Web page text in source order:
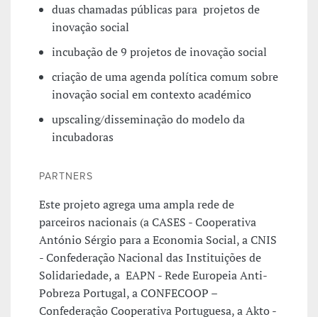
duas chamadas públicas para projetos de
inovação social
incubação de 9 projetos de inovação social
criação de uma agenda política comum sobre
inovação social em contexto académico
upscaling/disseminação do modelo da
incubadoras
PARTNERS
Este projeto agrega uma ampla rede de
parceiros nacionais (a CASES - Cooperativa
António Sérgio para a Economia Social, a CNIS
- Confederação Nacional das Instituições de
Solidariedade, a EAPN - Rede Europeia Anti-
Pobreza Portugal, a CONFECOOP –
Confederação Cooperativa Portuguesa, a Akto -